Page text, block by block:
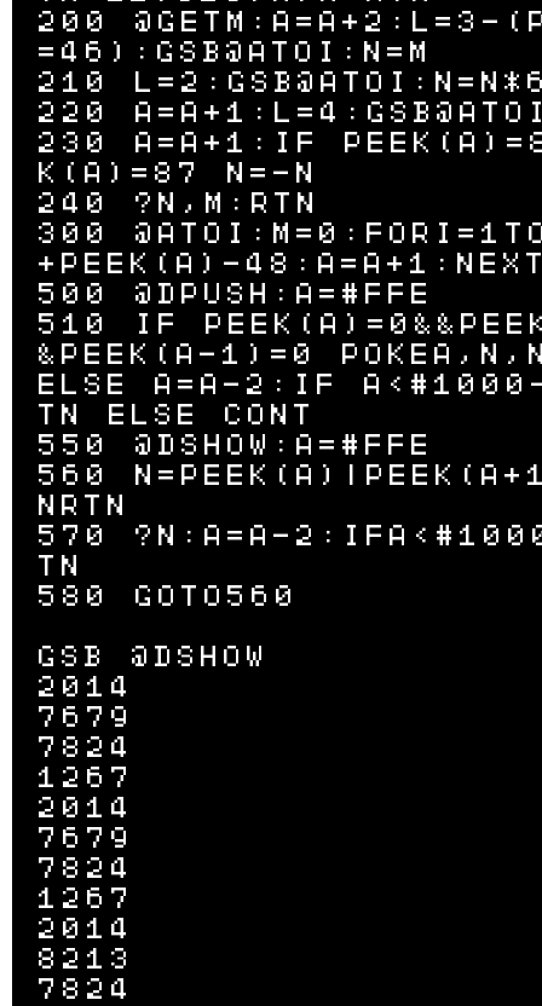
200 @GETM:A=A+2:L=3-
=46):GSB@ATOI:N=M
210
220
230 A=A+1:IF
K(A)=87 N=-N
240 ?N,M:RTN
300
+PEEK(A)-
500 @DPUSH:A=#FFE
510 IF
&PEEK(A-1)=0
ELSE A=A-2:IF
TN ELSE CONT
550 @DSHOW:A=#FFE
560
NRTN
570 ?N:A=A-
TN
580 GOTO560
GSB @DSHOW
2014
7679
7824
1267
2014
7679
7824
1267
2014
8213
7824